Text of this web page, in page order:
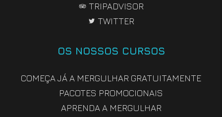
OS NOSSOS CURSOS
COMEÇA JÁ A MERGULHAR GRATUITAMENTE
PACOTES PROMOCIONAIS
APRENDA A MERGULHAR
TRIPADVISOR
TWITTER